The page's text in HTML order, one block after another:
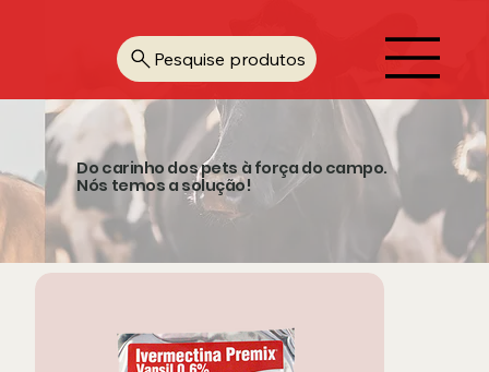
Pesquise produtos
Do carinho dos pets à força do campo.
Nós temos a solução!